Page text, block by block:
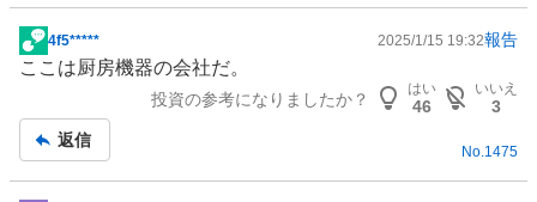
掲
示
事
4f5***** 2025/1/15 19:32報告
ここは厨房機器の会社だ。
投資の参考になりましたか？
はい
46
いいえ
3
返信
No.1475